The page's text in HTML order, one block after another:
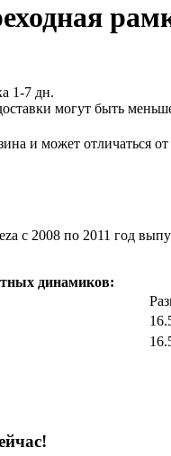
1-7 дн.
могут быть
и может отличаться
c 2008 по 2011 год
динамиков: